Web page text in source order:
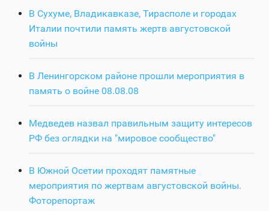
В Сухуме, Владикавказе, Тирасполе и городах
Италии почтили память жертв августовской
войны
В Ленингорском районе прошли мероприятия в
память о войне 08.08.08
Медведев назвал правильным защиту интересов
РФ без оглядки на "мировое сообщество"
В Южной Осетии проходят памятные
мероприятия по жертвам августовской войны.
Фоторепортаж